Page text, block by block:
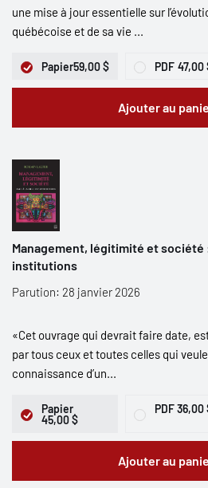
une mise à jour essentielle sur
québécoise et de sa vie ...
Papier59,00 $ PDF 47,00
Ajouter au
Management, légitimité et société
institutions
Parution: 28 janvier 2026
«Cet ouvrage qui devrait faire date,
par tous ceux et toutes celles qui
connaissance d’un...
Papier
45,00 $
PDF 36,00
Ajouter au